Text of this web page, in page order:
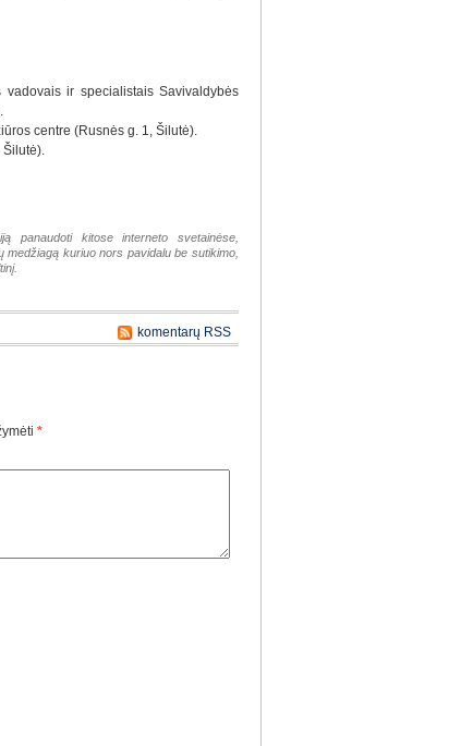
ir specialistais Savivaldybės
centre (Rusnės g. 1, Šilutė).
Šilutė).
panaudoti kitose interneto svetainėse,
kuriuo nors pavidalu be sutikimo,
komentarų RSS
*